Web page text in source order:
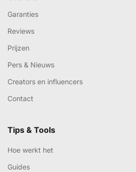
Garanties
Reviews
Prijzen
Pers & Nieuws
Creators en influencers
Contact
Tips & Tools
Hoe werkt het
Guides